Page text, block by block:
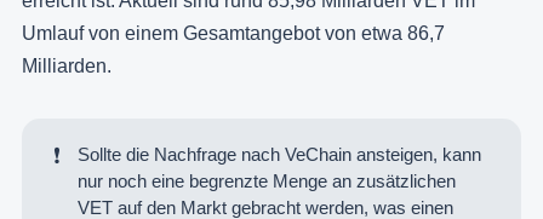
Umlauf von einem Gesamtangebot von etwa 86,7
Milliarden.
❗
Sollte die Nachfrage nach VeChain ansteigen, kann
nur noch eine begrenzte Menge an zusätzlichen
VET auf den Markt gebracht werden, was einen